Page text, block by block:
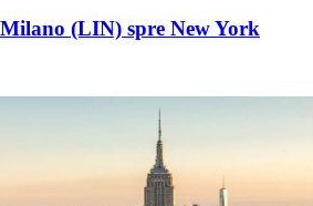
(LIN) spre New York